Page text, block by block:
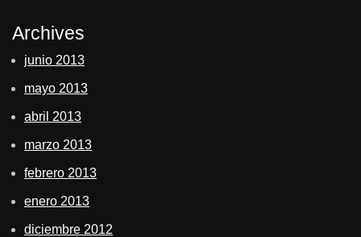
Archives
junio 2013
mayo 2013
abril 2013
marzo 2013
febrero 2013
enero 2013
diciembre 2012